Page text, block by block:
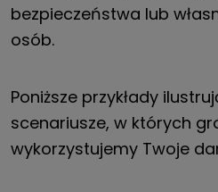
bezpieczeństwa lub
osób.
Poniższe przykłady
scenariusze, w których
wykorzystujemy Twoje